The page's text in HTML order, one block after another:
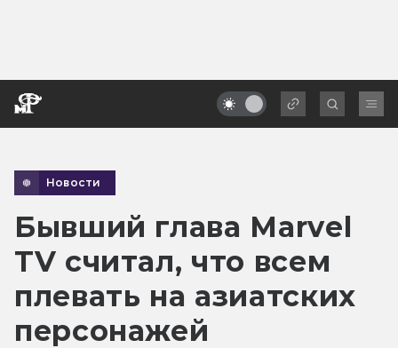
Новости
Бывший глава Marvel
TV считал, что всем
плевать на азиатских
персонажей